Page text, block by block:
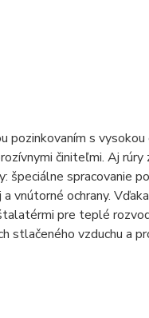
pozinkovaním s
činiteľmi. Aj
spracovanie
ochrany.
pre teplé
stlačeného vzduchu a